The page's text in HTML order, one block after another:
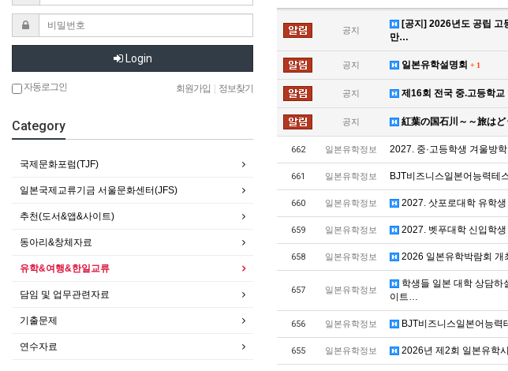
공지
[공지] 2026년도 공립 고
만…
공지 일본유학설명회 + 1
공지 제16회 전국 중.고등학교
공지 紅葉の国石川～～旅はど
662 일본유학정보 2027. 중·고등학생 겨울방
661 일본유학정보 BJT비즈니스일본어능력테
660 일본유학정보 2027. 삿포로대학 유학
659 일본유학정보 2027. 벳푸대학 신입학
658 일본유학정보 2026 일본유학박람회 개
657 일본유학정보
학생들 일본 대학 상담하
이트…
656 일본유학정보 BJT비즈니스일본어능력
655 일본유학정보 2026년 제2회 일본유학
Login
자동로그인 회원가입 정보찾기
Category
국제문화포럼(TJF)
일본국제교류기금 서울문화센터(JFS)
추천(도서&앱&사이트)
동아리&창체자료
유학&여행&한일교류
담임 및 업무관련자료
기출문제
연수자료